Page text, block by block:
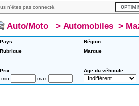
n'êtes pas connecté.
Auto/Moto > Automobiles>
Pays Région
Rubrique
Marque
Prix
Age du véhicule
min
max